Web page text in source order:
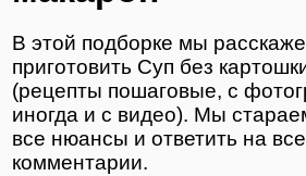
В этой подборке мы
приготовить Суп без
(рецепты пошаговые, с
иногда и с видео). Мы
все нюансы и ответить на
комментарии.